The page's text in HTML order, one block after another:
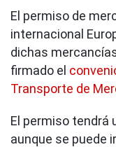
El permiso de
internacional
dichas
firmado el
Transporte de
El permiso tendrá
aunque se puede